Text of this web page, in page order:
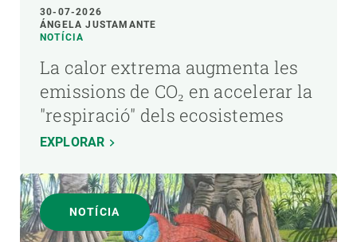
30-07-2026
ÁNGELA JUSTAMANTE
NOTÍCIA
La calor extrema augmenta les
emissions de CO₂ en accelerar la
"respiració" dels ecosistemes
EXPLORAR
NOTÍCIA